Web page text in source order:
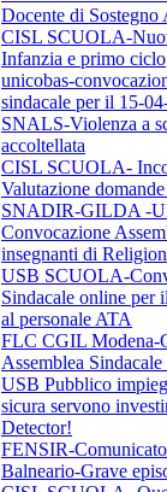
Docente di Sostegno
CISL SCUOLA-
Infanzia e primo ciclo
unicobas-
sindacale per il 15-
SNALS-Violenza a
accoltellata
CISL SCUOLA-
Valutazione
SNADIR-GILDA -
Convocazione
insegnanti di
USB SCUOLA-
Sindacale online per
al personale ATA
FLC CGIL Modena-
Assemblea
USB Pubblico
sicura servono
Detector!
FENSIR-
Balneario-Grave